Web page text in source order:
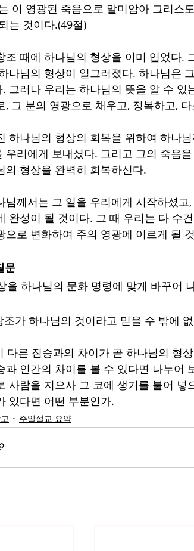
이 영광된 죽음으로 말미암아 그리스
는 것이다.(49절)
조 때에 하나님의 형상을 이미 입었다.
나님의 형상이 일그러졌다. 하나님은
. 그러나 우리는 하나님의 뜻을 알 수
, 그 분의 영광으로 채우고, 정복하고,
하나님의 형상의 회복을 위하여 하나
우리에게 보내셨다. 그리고 그의 죽음
의 형상을 완벽히 회복하신다.
님께서는 그 일을 우리에게 시작하셨
완성이 될 것이다. 그 때 우리는 다 수
으로 변화하여 주의 영광에 이르게 될
문
을 하나님의 문화 명령에 맞게 바꾸어
조가 하나님의 것이라고 믿을 수 밖에
다른 짐승과의 차이가 곧 하나님의 형
과 인간의 차이를 볼 수 있다면 나누어
사람을 지으사 그 코에 생기를 불어
있다면 어떤 부분인가.
주일설교 요약